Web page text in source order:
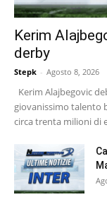
Kerim
derby
Stepk - Agosto 8, 2026
Kerim Alajbegovic
giovanissimo talento
circa trenta milioni di